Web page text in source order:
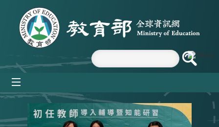
跳到主要內容區塊
:::